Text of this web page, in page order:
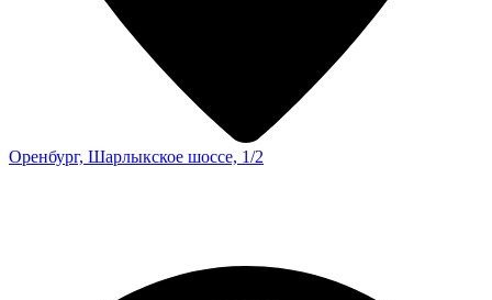
Оренбург, Шарлыкское шоссе, 1/2